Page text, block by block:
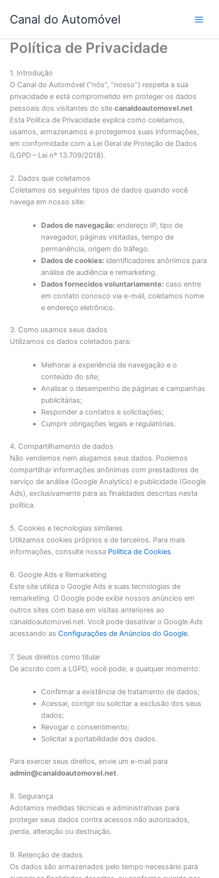
Canal do Automóvel
Política de Privacidade
1. Introdução
O Canal do Automóvel (“nós”, “nosso”) respeita a sua
privacidade e está comprometido em proteger os dados
pessoais dos visitantes do site canaldoautomovel.net.
Esta Política de Privacidade explica como coletamos,
usamos, armazenamos e protegemos suas informações,
em conformidade com a Lei Geral de Proteção de Dados
(LGPD – Lei nº 13.709/2018).
2. Dados que coletamos
Coletamos os seguintes tipos de dados quando você
navega em nosso site:
Dados de navegação:endereço IP, tipo de
navegador, páginas visitadas, tempo de
permanência, origem do tráfego.
Dados de cookies:identificadores anônimos para
análise de audiência e remarketing.
Dados fornecidos voluntariamente:caso entre
em contato conosco via e-mail, coletamos nome
e endereço eletrônico.
3. Como usamos seus dados
Utilizamos os dados coletados para:
Melhorar a experiência de navegação e o
conteúdo do site;
Analisar o desempenho de páginas e campanhas
publicitárias;
Responder a contatos e solicitações;
Cumprir obrigações legais e regulatórias.
4. Compartilhamento de dados
Não vendemos nem alugamos seus dados. Podemos
compartilhar informações anônimas com prestadores de
serviço de análise (Google Analytics) e publicidade (Google
Ads), exclusivamente para as finalidades descritas nesta
política.
5. Cookies e tecnologias similares
Utilizamos cookies próprios e de terceiros. Para mais
informações, consulte nossa Política de Cookies.
6. Google Ads e Remarketing
Este site utiliza o Google Ads e suas tecnologias de
remarketing. O Google pode exibir nossos anúncios em
outros sites com base em visitas anteriores ao
canaldoautomovel.net. Você pode desativar o Google Ads
acessando as Configurações de Anúncios do Google.
7. Seus direitos como titular
De acordo com a LGPD, você pode, a qualquer momento:
Confirmar a existência de tratamento de dados;
Acessar, corrigir ou solicitar a exclusão dos seus
dados;
Revogar o consentimento;
Solicitar a portabilidade dos dados.
Para exercer seus direitos, envie um e-mail para
admin@canaldoautomovel.net.
8. Segurança
Adotamos medidas técnicas e administrativas para
proteger seus dados contra acessos não autorizados,
perda, alteração ou destruição.
9. Retenção de dados
Os dados são armazenados pelo tempo necessário para